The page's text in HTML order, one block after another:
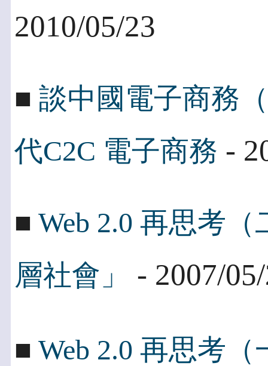
2010/05/23
■ 談中國電子商務
代C2C 電子商務 -
■ Web 2.0 再思考
層社會」
- 2007/
■ Web 2.0 再思考